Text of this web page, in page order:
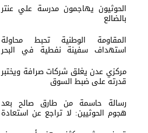
الحوثيون يهاجمون مدرسة علي عنتر
بالضالع
المقاومة الوطنية تحبط محاولة
استهداف سفينة نفطية في البحر
مركزي عدن يغلق شركات صرافة ويختبر
قدرته على ضبط السوق
رسالة حاسمة من طارق صالح بعد
هجوم الحوثيين: لا تراجع عن استعادة
الدولة